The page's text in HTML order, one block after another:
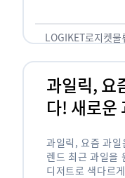
LOGIKET로지켓물
과일릭, 요
다! 새로운
과일릭, 요즘 과
렌드 최근 과일을
디저트로 색다르